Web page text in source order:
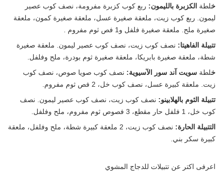
خلطة الكزبرة بالليمون: ربع كوب كزبرة مفرومة، نصف كوب عصير
ليمون. ربع كوب زيت، ملعقة صغيرة عسل، ملعقة صغيرة كمون، ملعقة
صغيرة ملح. ملعقة صغيرة فلفل و1 فص ثوم مفروم .
تتبيلة الفاهيتا: نصف كوب زيت، نصف كوب عصير ليمون. ملعقة صغيرة
شطة، ملعقة صغيرة بابريكا، ملعقة صغيرة ثوم بودرة، ملح وفلفل.
خلطة سويت آند سور الآسيوية: نصف كوب صويا صوص، نصف كوب
زيت. ملعقة كبيرة عسل، نصف كوب خل، 2 فص ثوم مفروم.
تتبيلة الثوم بالهلابينو: نصف كوب زيت، نصف كوب عصير ليمون. نصف
كوب خل، 1 فلفل حار مقطع، 3 فصوص ثوم مفروم، ملح وفلفل.
التتبيلة الحارة:
نصف كوب زيت، 2 ملعقة كبيرة شطة، ملح وفلفل، ملعقة
كبيرة سكر بني.
اعرفى اكتر عن تتبيلات للدجاج المشوي